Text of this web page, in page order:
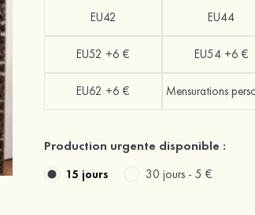
EU42 EU44
EU52 +6 € EU54 +6 €
EU62 +6 € Mensurations
Production urgente disponible :
15 jours 30 jours - 5 €